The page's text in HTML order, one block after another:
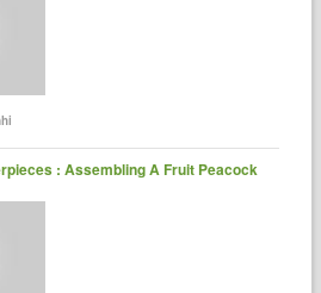
: Assembling A Fruit Peacock